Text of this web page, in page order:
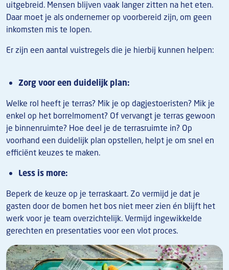
uitgebreid. Mensen blijven vaak langer zitten na het eten.
Daar moet je als ondernemer op voorbereid zijn, om geen
inkomsten mis te lopen.
Er zijn een aantal vuistregels die je hierbij kunnen helpen:
Zorg voor een duidelijk plan:
Welke rol heeft je terras? Mik je op dagjestoeristen? Mik je
enkel op het borrelmoment? Of vervangt je terras gewoon
je binnenruimte? Hoe deel je de terrasruimte in? Op
voorhand een duidelijk plan opstellen, helpt je om snel en
efficiënt keuzes te maken.
Less is more:
Beperk de keuze op je terraskaart. Zo vermijd je dat je
gasten door de bomen het bos niet meer zien én blijft het
werk voor je team overzichtelijk. Vermijd ingewikkelde
gerechten en presentaties voor een vlot proces.
Afbeelding